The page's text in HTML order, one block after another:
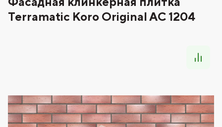
Terramatic Koro Original AC 1204